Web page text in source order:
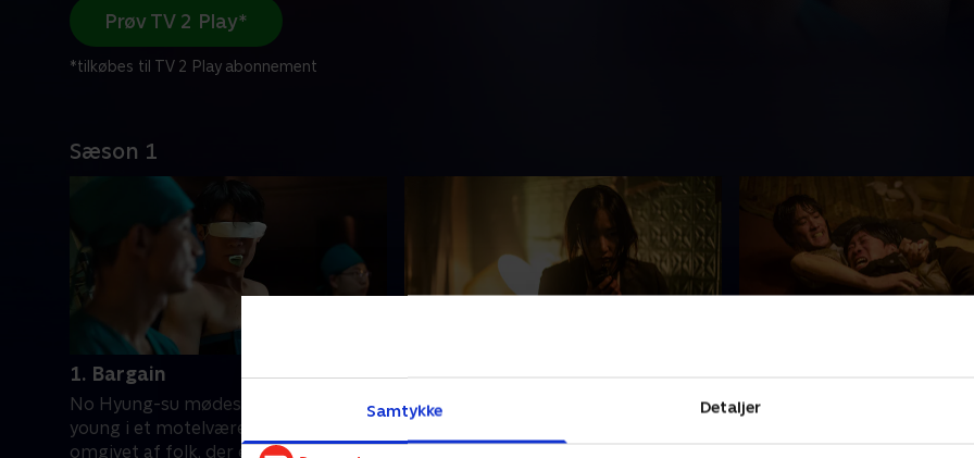
Samtykke Detaljer
Prøv TV 2 Play*
*tilkøbes til TV 2 Play abonnement
Sæson 1
1. Bargain
No Hyung-su mødes med Park Ju-
young i et motelværelse. Han er
omgivet af folk, der er kommet for at
2. The Detective and the Kidney
Auktionslokalet er i fuldstændig kaos.
Med alle døre på første sal